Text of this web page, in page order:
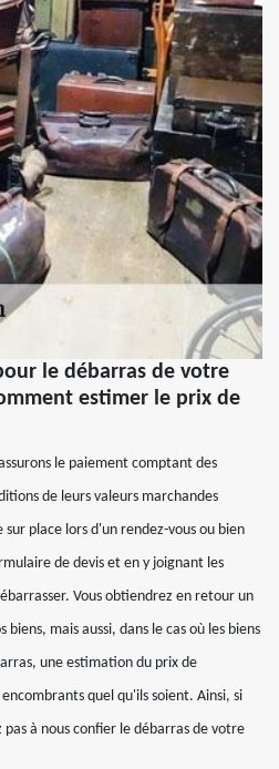
le débarras de votre
estimer le prix de
le paiement comptant des
de leurs valeurs marchandes
place lors d'un rendez-vous ou bien
de devis et en y joignant les
Vous obtiendrez en retour un
mais aussi, dans le cas où les biens
une estimation du prix de
quel qu'ils soient. Ainsi, si
pas à nous confier le débarras de votre